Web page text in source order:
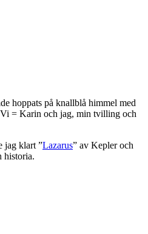
hoppats på knallblå himmel med
Vi = Karin och jag, min tvilling och
jag klart ”Lazarus” av Kepler och
historia.